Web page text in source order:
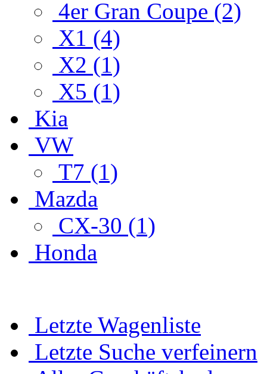
4er Gran Coupe (2)
X1 (4)
X2 (1)
X5 (1)
Kia
VW
T7 (1)
Mazda
CX-30 (1)
Honda
Letzte Wagenliste
Letzte Suche verfeinern